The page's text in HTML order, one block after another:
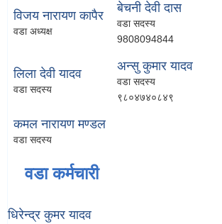
विजय नारायण कापैर
वडा अध्यक्ष
बेचनी देवी दास
वडा सदस्य
9808094844
लिला देवी यादव
वडा सदस्य
अन्सु कुमार यादव
वडा सदस्य
९८०४७४०८४९
कमल नारायण मण्डल
वडा सदस्य
वडा कर्मचारी
धिरेन्द्र कुमर यादव